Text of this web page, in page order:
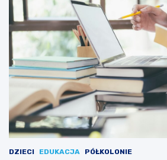
DZIECI EDUKACJA PÓŁKOLONIE